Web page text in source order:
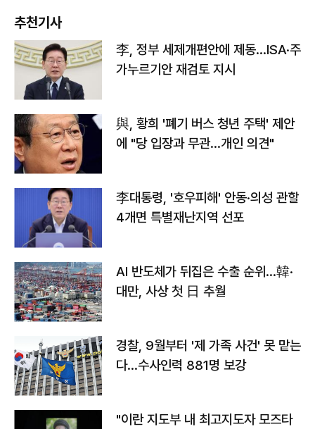
추천기사
李, 정부 세제개편안에 제동…ISA·주
가누르기안 재검토 지시
與, 황희 '폐기 버스 청년 주택' 제안
에 "당 입장과 무관…개인 의견"
李대통령, '호우피해' 안동·의성 관할
4개면 특별재난지역 선포
AI 반도체가 뒤집은 수출 순위…韓·
대만, 사상 첫 日 추월
경찰, 9월부터 '제 가족 사건' 못 맡는
다…수사인력 881명 보강
"이란 지도부 내 최고지도자 모즈타